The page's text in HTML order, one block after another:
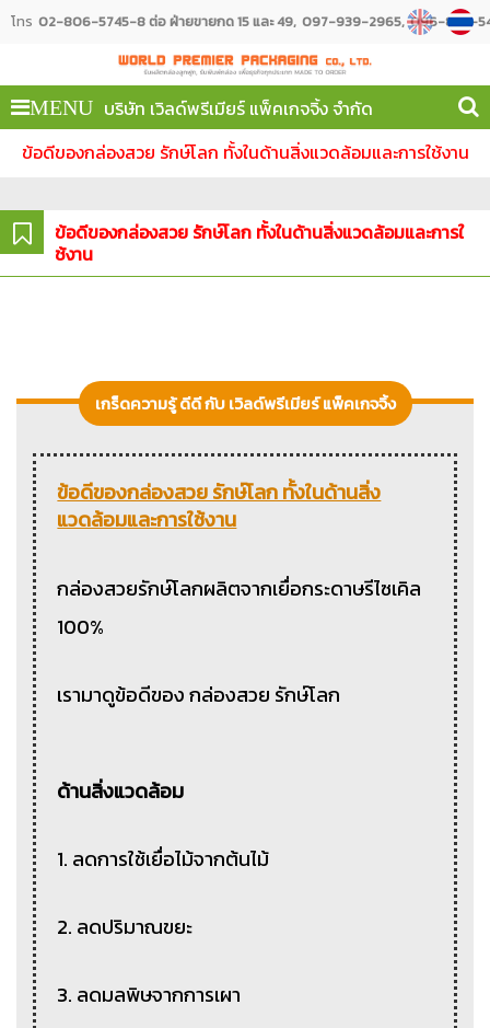
โทร 02-806-5745-8 ต่อ ฝ่ายขายกด 15 และ 49 097-939-2965 096-887-
MENU บริษัท เวิลด์พรีเมียร์ แพ็คเกจจิ้ง จำกัด
ข้อดีของกล่องสวย รักษ์โลก ทั้งในด้านสิ่งแวดล้อมและการใช้งาน
ข้อดีของกล่องสวย รักษ์โลก ทั้งในด้านสิ่งแวดล้อมและการใ
ช้งาน
เกร็ดความรู้ ดีดี กับ เวิลด์พรีเมียร์ แพ็คเกจจิ้ง
ข้อดีของกล่องสวย รักษ์โลก ทั้งในด้านสิ่ง
แวดล้อมและการใช้งาน
กล่องสวยรักษ์โลกผลิตจากเยื่อกระดาษรีไซเคิล
100%
เรามาดูข้อดีของ กล่องสวย รักษ์โลก
ด้านสิ่งแวดล้อม
1. ลดการใช้เยื่อไม้จากต้นไม้
2. ลดปริมาณขยะ
3. ลดมลพิษจากการเผา